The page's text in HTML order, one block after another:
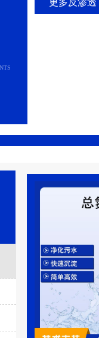
更多反渗透